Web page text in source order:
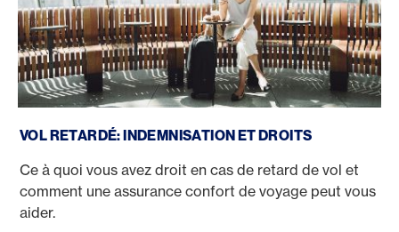
VOL RETARDÉ: INDEMNISATION ET DROITS
Ce à quoi vous avez droit en cas de retard de vol et
comment une assurance confort de voyage peut vous
aider.